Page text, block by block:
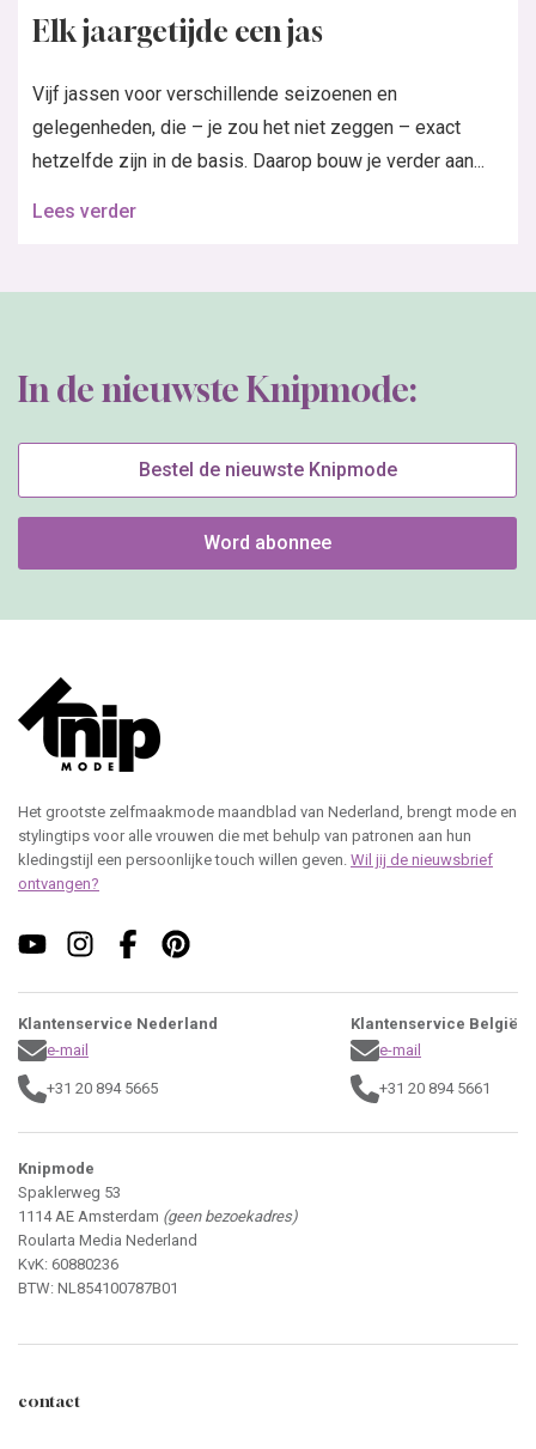
Elk jaargetijde een jas
Vijf jassen voor verschillende seizoenen en
gelegenheden, die – je zou het niet zeggen – exact
hetzelfde zijn in de basis. Daarop bouw je verder aan...
Lees verder
In de nieuwste Knipmode:
Bestel de nieuwste Knipmode
Word abonnee
Het grootste zelfmaakmode maandblad van Nederland, brengt mode en
stylingtips voor alle vrouwen die met behulp van patronen aan hun
kledingstijl een persoonlijke touch willen geven. Wil jij de nieuwsbrief
ontvangen?
Klantenservice Nederland
e-mail
+31 20 894 5665
Klantenservice België
e-mail
+31 20 894 5661
Knipmode
Spaklerweg 53
1114 AE Amsterdam (geen bezoekadres)
Roularta Media Nederland
KvK: 60880236
BTW: NL854100787B01
contact